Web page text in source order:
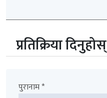
प्रतिक्रिया दिनुहोस्
पुरानाम *